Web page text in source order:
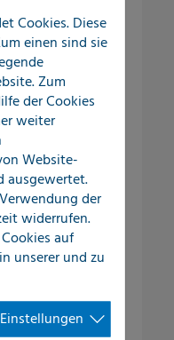
sondern
und eine
im
über einen
lassen und so
Cookies. Diese
einen sind sie
Zum
der Cookies
weiter
Website-
ausgewertet.
der
widerrufen.
auf
unsererund zu
Einstellungen